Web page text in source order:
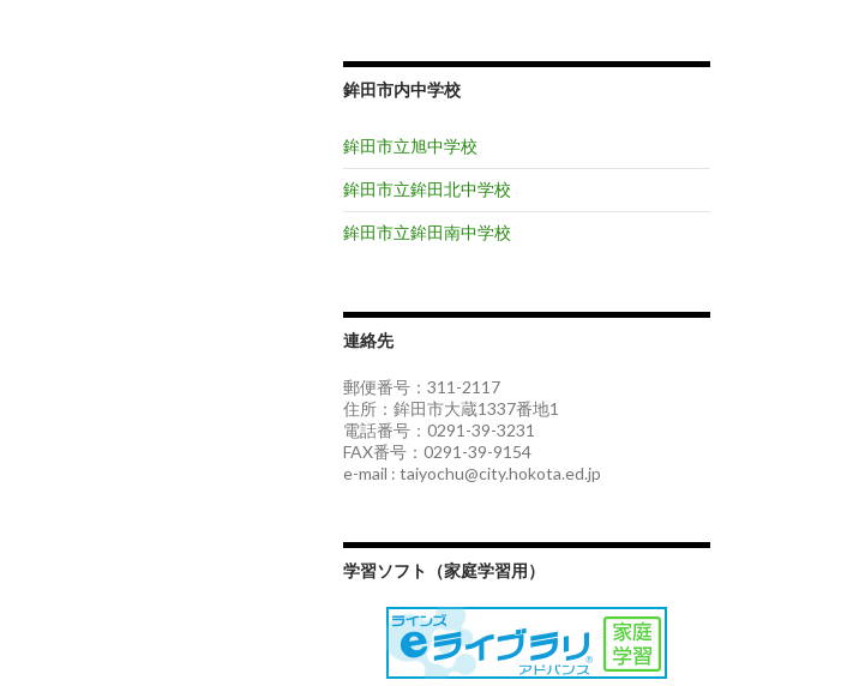
鉾田市内中学校
鉾田市立旭中学校
鉾田市立鉾田北中学校
鉾田市立鉾田南中学校
連絡先
郵便番号：311-2117
住所：鉾田市大蔵1337番地1
電話番号：0291-39-3231
FAX番号：0291-39-9154
e-mail : taiyochu@city.hokota.ed.jp
学習ソフト（家庭学習用）